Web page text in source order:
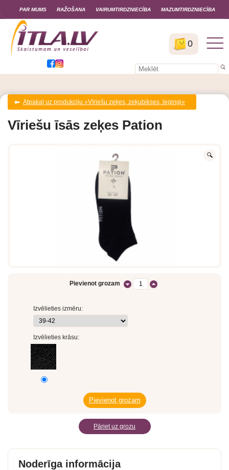
0
PAR MUMS RAŽOŠANA VAIRUMTIRDZNIECĪBA MAZUMTIRDZNIECĪBA
Atpakaļ uz produkciju «Vīriešu zeķes, zeķubikses, legingi»
Vīriešu īsās zeķes Pation
Pievienot grozam
Izvēlieties izmēru:
Izvēlieties krāsu:
Pāriet uz grozu
Noderīga informācija